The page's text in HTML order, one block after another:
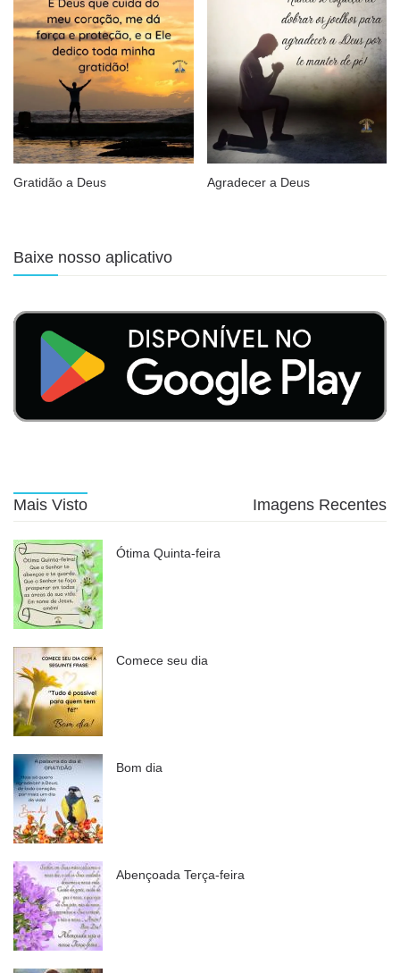
Gratidão a Deus Agradecer a Deus
Baixe nosso aplicativo
Mais Visto Imagens Recentes
Ótima Quinta-feira
Comece seu dia
Bom dia
Abençoada Terça-feira